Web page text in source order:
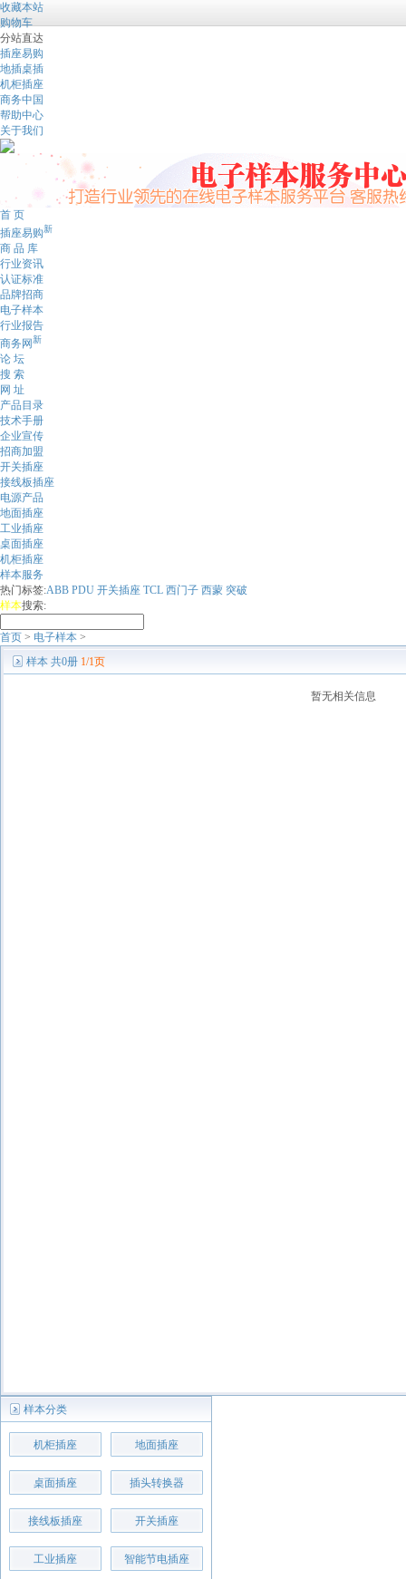
收藏本站
购物车
分站直达
插座易购
地插桌插
机柜插座
商务中国
帮助中心
关于我们
首 页
插座易购新
商 品 库
行业资讯
认证标准
品牌招商
电子样本
行业报告
商务网新
论 坛
搜 索
网 址
产品目录
技术手册
企业宣传
招商加盟
开关插座
接线板插座
电源产品
地面插座
工业插座
桌面插座
机柜插座
样本服务
热门标签:ABB PDU 开关插座 TCL 西门子 西蒙 突破
样本搜索:
首页 > 电子样本 >
样本 共0册 1/1页
暂无相关信息
样本分类
机柜插座 地面插座
桌面插座 插头转换器
接线板插座 开关插座
工业插座 智能节电插座